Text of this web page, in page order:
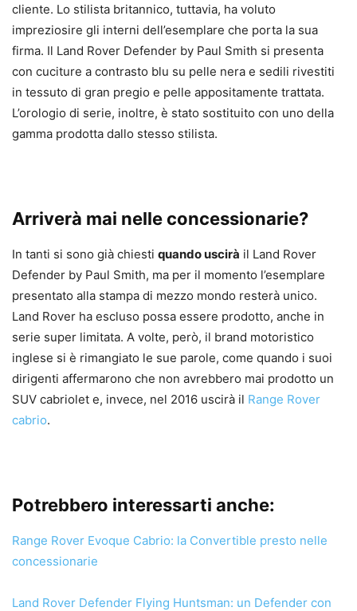
cliente. Lo stilista britannico, tuttavia, ha voluto
impreziosire gli interni dell’esemplare che porta la sua
firma. Il Land Rover Defender by Paul Smith si presenta
con cuciture a contrasto blu su pelle nera e sedili rivestiti
in tessuto di gran pregio e pelle appositamente trattata.
L’orologio di serie, inoltre, è stato sostituito con uno della
gamma prodotta dallo stesso stilista.
Arriverà mai nelle concessionarie?
In tanti si sono già chiesti quando uscirà il Land Rover
Defender by Paul Smith, ma per il momento l’esemplare
presentato alla stampa di mezzo mondo resterà unico.
Land Rover ha escluso possa essere prodotto, anche in
serie super limitata. A volte, però, il brand motoristico
inglese si è rimangiato le sue parole, come quando i suoi
dirigenti affermarono che non avrebbero mai prodotto un
SUV cabriolet e, invece, nel 2016 uscirà il Range Rover
cabrio.
Potrebbero interessarti anche:
Range Rover Evoque Cabrio: la Convertible presto nelle
concessionarie
Land Rover Defender Flying Huntsman: un Defender con